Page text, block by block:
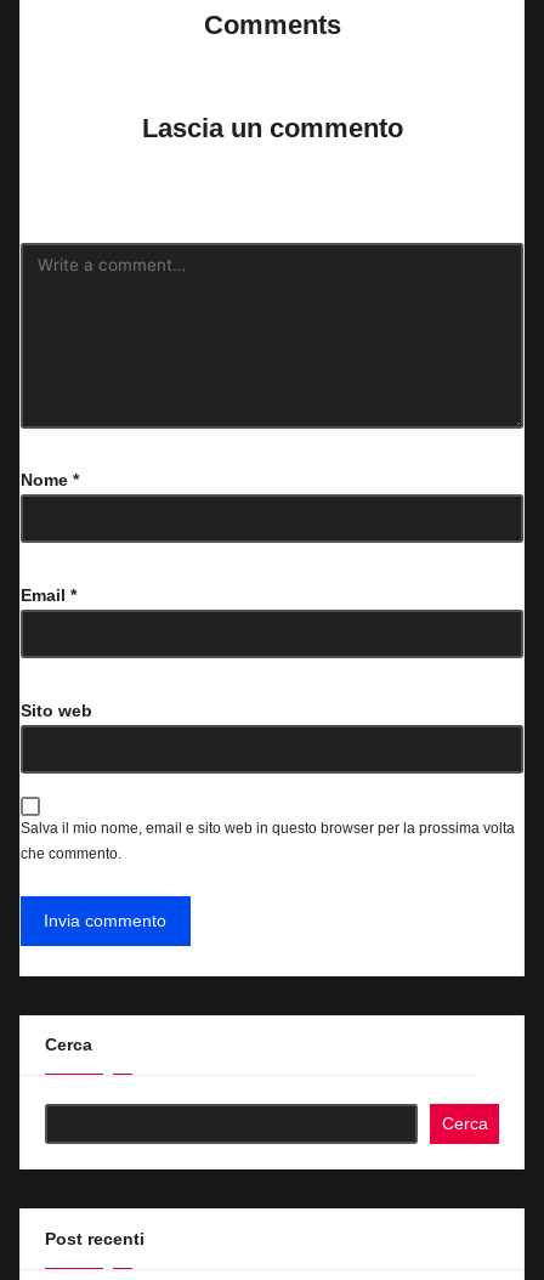
Comments
Lascia un commento
Nome *
Email *
Sito web
Salva il mio nome, email e sito web in questo browser per la prossima volta
che commento.
Cerca
Cerca
Post recenti